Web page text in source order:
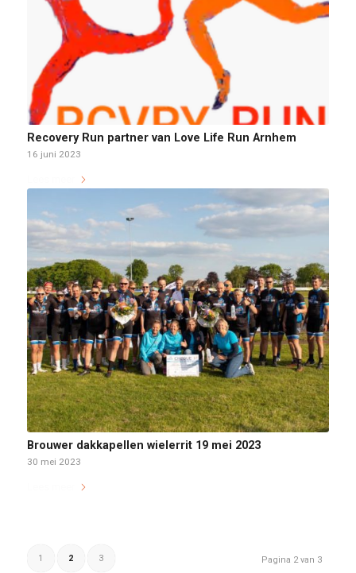
Recovery Run partner van Love Life Run Arnhem
16 juni 2023
Brouwer dakkapellen wielerrit 19 mei 2023
30 mei 2023
Pagina 2 van 3
1 2 3